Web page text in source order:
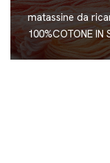
matassine da
100%COTONE IN